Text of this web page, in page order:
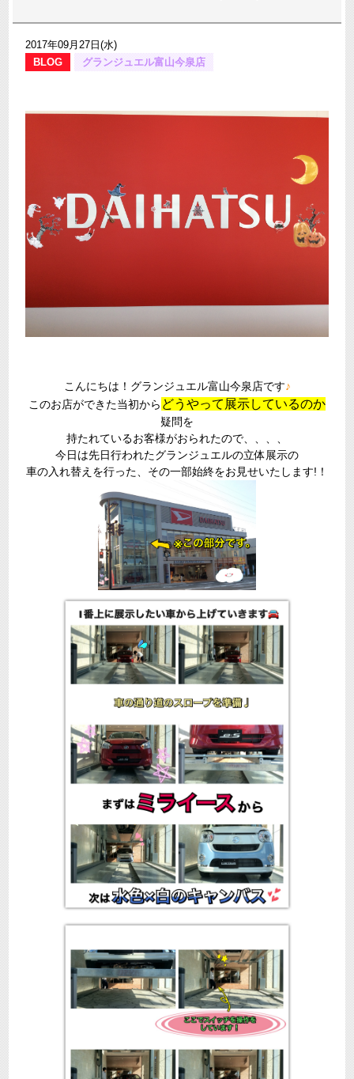
2017年09月27日(水)
BLOG
グランジュエル富山今泉店
こんにちは！グランジュエル富山今泉店です♪
このお店ができた当初から どうやって展示しているのか
疑問を
持たれているお客様がおられたので、、、、
今日は先日行われたグランジュエルの立体展示の
車の入れ替えを行った、その一部始終をお見せいたします!！